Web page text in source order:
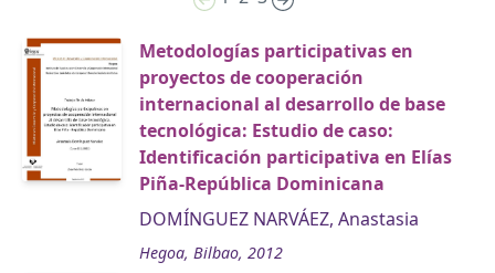
Metodologías participativas en
proyectos de cooperación
internacional al desarrollo de base
tecnológica: Estudio de caso:
Identificación participativa en Elías
Piña-República Dominicana
DOMÍNGUEZ NARVÁEZ, Anastasia
Hegoa, Bilbao, 2012